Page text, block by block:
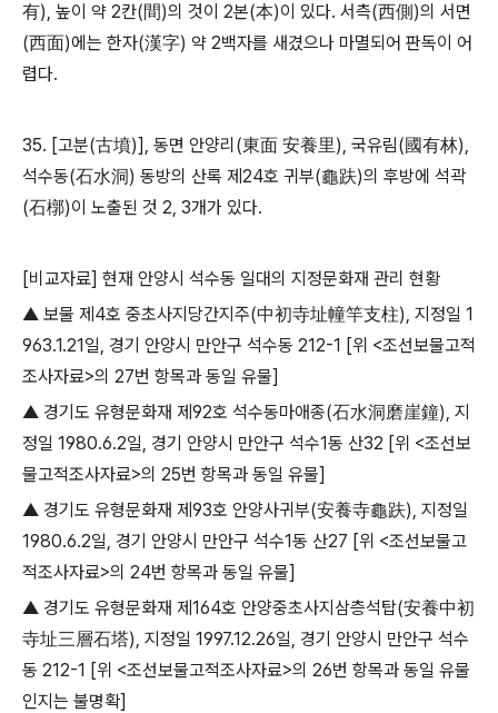
有), 높이 약 2칸(間)의 것이 2본(本)이 있다. 서측(西側)의 서면
(西面)에는 한자(漢字) 약 2백자를 새겼으나 마멸되어 판독이 어
렵다.
35. [고분(古墳)], 동면 안양리 (東面 安養里), 국유림(國有林),
석수동(石水洞) 동방의 산록 제 24호 귀부(龜趺)의 후방에 석곽
(石槨)이 노출된 것 2, 3개가 있다.
[비교자료] 현재 안양시 석수동 일대의 지정문화재 관리 현황
▲ 보물 제 4호 중초사지당간지주(中初寺址幢竿支柱), 지정일 1
963.1.21일, 경기 안양시 만안구 석수동 212-1 [위 <조선보물고적
조사자료>의 27번 항목과 동일 유물]
▲ 경기도 유형문화재 제 92호 석수동마애종(石水洞磨崖鐘), 지
정일 1980.6.2일, 경기 안양시 만안구 석수1동 산32 [위 <조선보
물고적조사자료>의 25번 항목과 동일 유물]
▲ 경기도 유형문화재 제 93호 안양사귀부(安養寺龜趺), 지정일
1980.6.2일, 경기 안양시 만안구 석수1동 산27 [위 <조선보물고
적조사자료>의 24번 항목과 동일 유물]
▲ 경기도 유형문화재 제 164호 안양중초사지삼층석탑(安養中初
寺址三層石塔), 지정일 1997.12.26일, 경기 안양시 만안구 석수
동 212-1 [위 <조선보물고적조사자료>의 26번 항목과 동일 유물
인지는 불명확]